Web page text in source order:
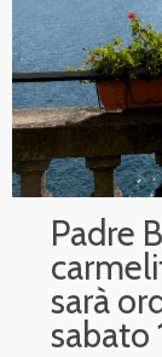
Padre
sarà
sabato